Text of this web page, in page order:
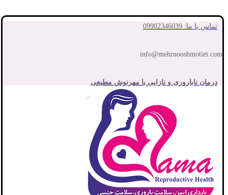
تماس با ما: 09902346039
info@mehrnooshmotiei.com
درمان ناباروری و نازایی با مهرنوش مطیعی